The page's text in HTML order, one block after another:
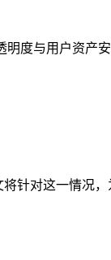
度与用户资产
针对这一情况